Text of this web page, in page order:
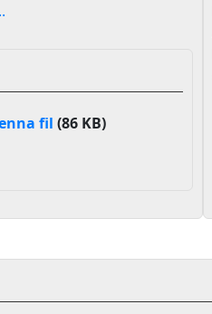
fil (86 KB)